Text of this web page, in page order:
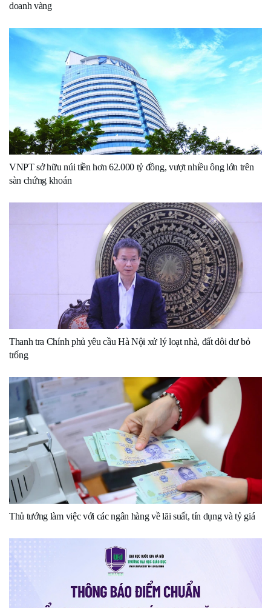
doanh vàng
VNPT sở hữu núi tiền hơn 62.000 tỷ đồng, vượt nhiều ông lớn trên
sàn chứng khoán
Thanh tra Chính phủ yêu cầu Hà Nội xử lý loạt nhà, đất dôi dư bỏ
trống
Thủ tướng làm việc với các ngân hàng về lãi suất, tín dụng và tỷ giá